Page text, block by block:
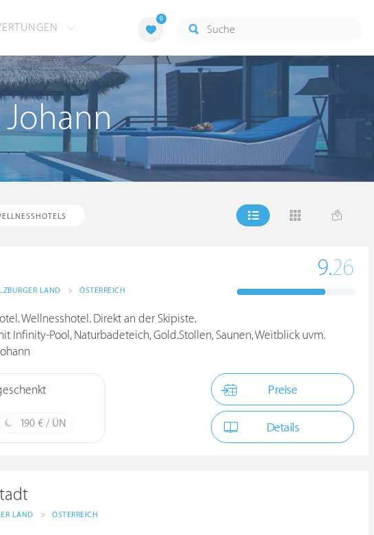
0
Johann
LAND > ÖSTERREICH
9.26
Wellnesshotel. Direkt an der Skipiste.
Infinity-Pool, Naturbadeteich, Gold.Stollen, Saunen, Weitblick uvm.
190 € / ÜN
Preise
Details
LAND > ÖSTERREICH